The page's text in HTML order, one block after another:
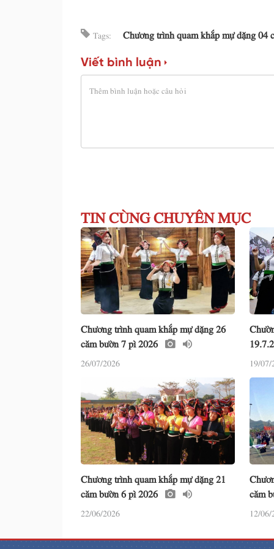
Tags: Chương trình quam khắp mự dặng 04
Viết bình luận
TIN CÙNG CHUYÊN MỤC
Chương trình quam khắp mự dặng 26
căm bườn 7 pì 2026
26/07/2026 19/
Chương trình quam khắp mự dặng 21
căm bườn 6 pì 2026
22/06/2026
căm
12/